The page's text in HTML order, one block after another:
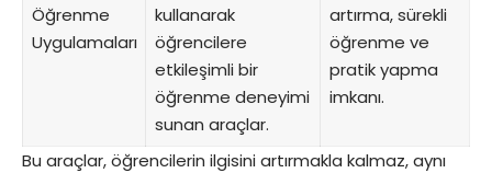
Öğrenme
Uygulamaları
kullanarak
öğrencilere
etkileşimli bir
öğrenme deneyimi
sunan araçlar.
artırma, sürekli
öğrenme ve
pratik yapma
imkanı.
Bu araçlar, öğrencilerin ilgisini artırmakla kalmaz, aynı